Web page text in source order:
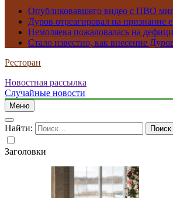
Опубликовавшего видео с ПВО
Дуров отреагировал на признание
Немоляева пожаловалась на
Стало известно, как внесение
Ресторан
Новостная рассылка
Случайные новости
Меню
Найти:
Заголовки